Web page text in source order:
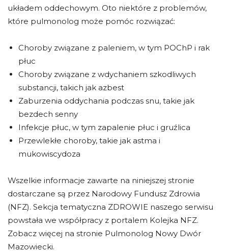
układem oddechowym. Oto niektóre z problemów,
które pulmonolog może pomóc rozwiązać:
Choroby związane z paleniem, w tym POChP i rak
płuc
Choroby związane z wdychaniem szkodliwych
substancji, takich jak azbest
Zaburzenia oddychania podczas snu, takie jak
bezdech senny
Infekcje płuc, w tym zapalenie płuc i gruźlica
Przewlekłe choroby, takie jak astma i
mukowiscydoza
Wszelkie informacje zawarte na niniejszej stronie
dostarczane są przez Narodowy Fundusz Zdrowia
(NFZ). Sekcja tematyczna ZDROWIE naszego serwisu
powstała we współpracy z portalem Kolejka NFZ.
Zobacz więcej na stronie Pulmonolog Nowy Dwór
Mazowiecki.